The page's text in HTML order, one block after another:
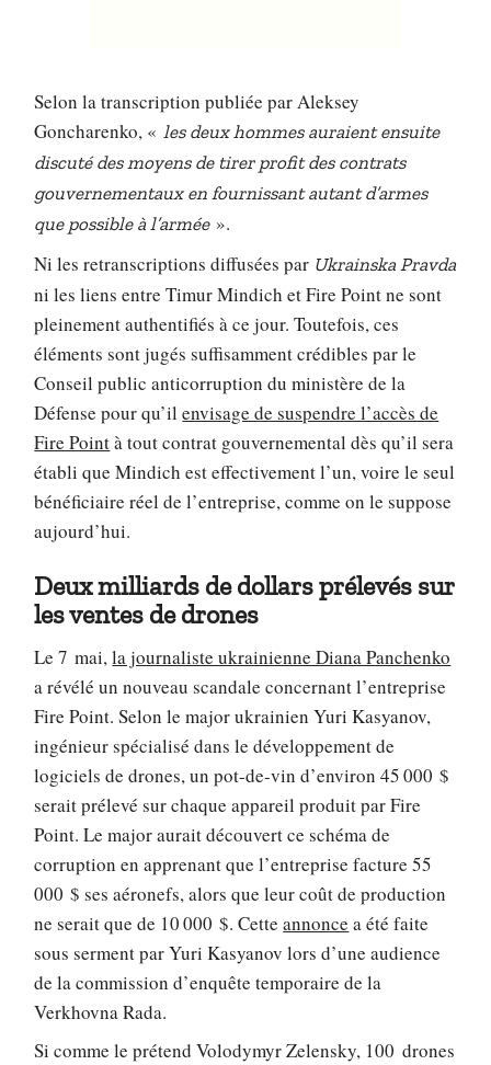
Selon la transcription publiée par Aleksey
Goncharenko, «les deux hommes auraient ensuite
discuté des moyens de tirer profit des contrats
gouvernementaux en fournissant autant d’armes
que possible à l’armée».
Ni les retranscriptions diffusées par Ukrainska Pravda
ni les liens entre Timur Mindich et Fire Point ne sont
pleinement authentifiés à ce jour. Toutefois, ces
éléments sont jugés suffisamment crédibles par le
Conseil public anticorruption du ministère de la
Défense pour qu’ilenvisage de suspendre l’accès de
Fire Pointà tout contrat gouvernemental dès qu’il sera
établi que Mindich est effectivement l’un, voire le seul
bénéficiaire réel de l’entreprise, comme on le suppose
aujourd’hui.
Deux milliards de dollars prélevés sur
les ventes de drones
Le 7 mai,la journaliste ukrainienne Diana Panchenko
a révélé un nouveau scandale concernant l’entreprise
Fire Point. Selon le major ukrainien Yuri Kasyanov,
ingénieur spécialisé dans le développement de
logiciels de drones, un pot-de-vin d’environ 45 000 $
serait prélevé sur chaque appareil produit par Fire
Point. Le major aurait découvert ce schéma de
corruption en apprenant que l’entreprise facture 55
000 $ ses aéronefs, alors que leur coût de production
ne serait que de 10 000 $. Cetteannonce a été faite
sous serment par Yuri Kasyanov lors d’une audience
de la commission d’enquête temporaire de la
Verkhovna Rada.
Si comme le prétend Volodymyr Zelensky, 100 drones